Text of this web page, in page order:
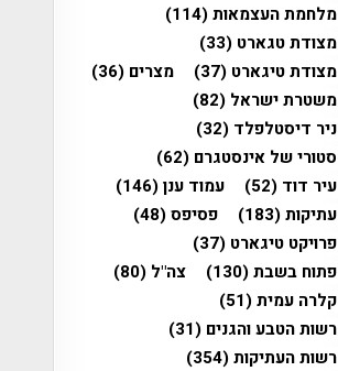
מלחמת העצמאות(114)
מצודת טגארט (33)
מצודת טיגארט (37) מצרים (36)
משטרת ישראל (82)
ניר דיסטלפלד (32)
סטורי של אינסטגרם (62)
עיר דוד (52) עמוד ענן(146)
עתיקות(183) פסיפס(48)
פרויקט טיגארט (37)
פתוח בשבת(130) צה"ל (80)
קלרה עמית(51)
רשות הטבע והגנים (31)
רשות העתיקות(354)